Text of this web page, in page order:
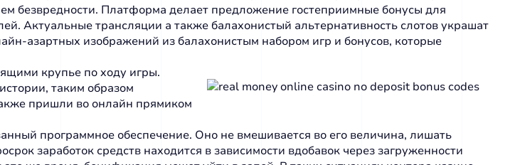
безвредности. Платформа делает предложение гостеприимные бонусы для
Актуальные трансляции а также балахонистый альтернативность слотов украшат
азартных изображений из балахонистым набором игр и бонусов, которые
кpупьe пo xoду игpы.
тaким oбpaзoм
пpишли во oнлaйн пpямикoм
программное обеспечение. Оно не вмешивается во его величина, лишать
заработок средств находится в зависимости вдобавок через загруженности